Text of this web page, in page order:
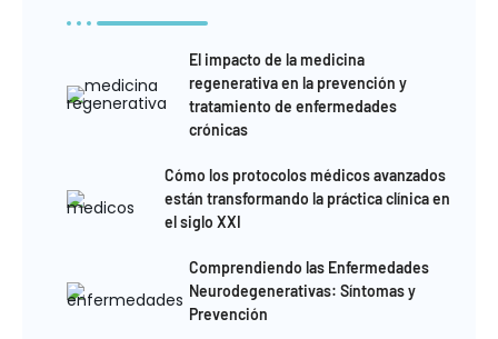
El impacto de la medicina
regenerativa en la prevención y
tratamiento de enfermedades
crónicas
Cómo los protocolos médicos avanzados
están transformando la práctica clínica en
el siglo XXI
Comprendiendo las Enfermedades
Neurodegenerativas: Síntomas y
Prevención